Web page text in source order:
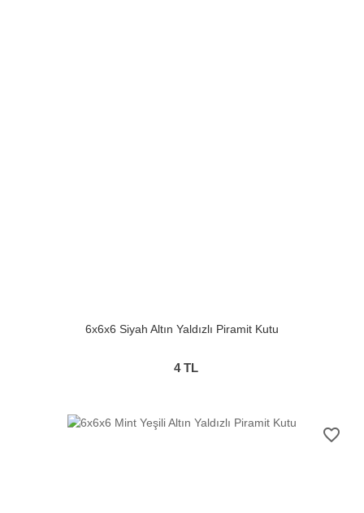
6x6x6 Siyah Altın Yaldızlı Piramit Kutu
4TL
favorite_border